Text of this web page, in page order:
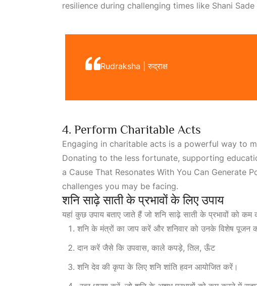
resilience during challenging times like Shani Sade
Rudraksha | रुद्राक्ष
4. Perform Charitable Acts
Engaging in charitable acts is a powerful way to
Donating to the less fortunate, supporting
a Cause That Resonates With You Can Generate
challenges you may be facing.
शनि साढ़े साती के प्रभावों के लिए उपाय
यहां कुछ उपाय बताए जाते हैं जो शनि साढ़े साती के प्रभावों को
शनि के मंत्रों का जाप करें और शनिवार को उनके विशेष पूजन
दान करें जैसे कि उपवास, काले कपड़े, तिल, ऊँट
शनि देव की कृपा के लिए शनि शांति हवन आयोजित करें।